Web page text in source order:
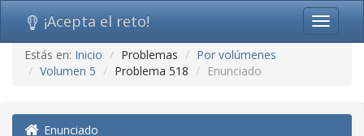
Ir
contenido
navegación)
Toggle
¡Acepta el reto!
Estás en: Inicio Problemas
Por volúmenes
Volumen 5
Problema 518 Enunciado
Enunciado